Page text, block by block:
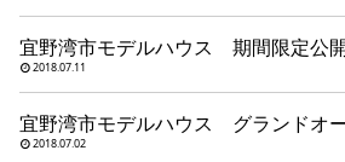
建築実例
モデルハウス検索・見学予約
沖縄店 TOPへ
宜野湾市モデルハウス 期間限定公
2018.07.11
宜野湾市モデルハウス グランドオ
2018.07.02